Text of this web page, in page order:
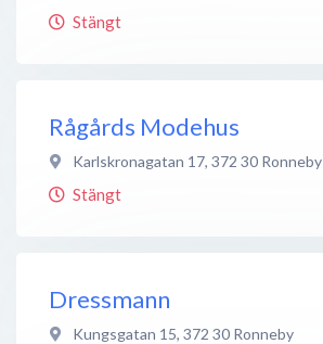
Stängt
Rågårds Modehus
Karlskronagatan 17, 372 30 Ronneby
Stängt
Dressmann
Kungsgatan 15, 372 30 Ronneby